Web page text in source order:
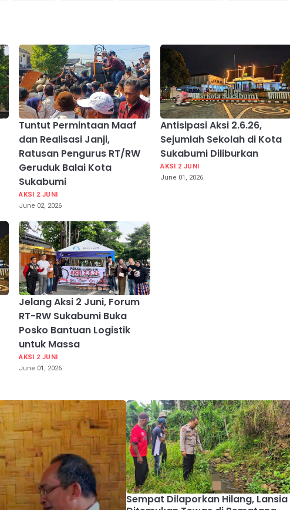
Tuntut Permintaan Maaf
dan Realisasi Janji,
Ratusan Pengurus RT/RW
Geruduk Balai Kota
Sukabumi
AKSI 2 JUNI
June 02, 2026
Antisipasi Aksi 2.6.26,
Sejumlah Sekolah di Kota
Sukabumi Diliburkan
AKSI 2 JUNI
June 01, 2026
Jelang Aksi 2 Juni, Forum
RT-RW Sukabumi Buka
Posko Bantuan Logistik
untuk Massa
AKSI 2 JUNI
June 01, 2026
Sempat Dilaporkan Hilang, Lansia